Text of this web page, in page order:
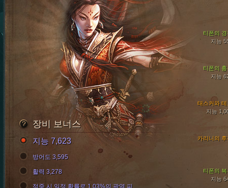
티폰의 흉
지능
태스커와 테
지능
티폰의 경
지능
티폰의 복
지능
카리니의 후
장비 보너스
지능 7,623
방어도 3,595
활력 3,278
적중 시 일정 확률로 1.03%의 광역 피